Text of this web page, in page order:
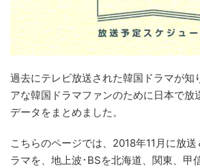
過去にテレビ放送された韓国ドラマが知
アな韓国ドラマファンのために日本で放
データをまとめました。
こちらのページでは、2018年11月に放
ラマを、地上波･BSを北海道、関東、甲